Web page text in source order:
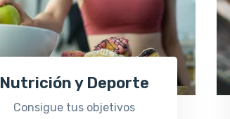
Nutrición y Deporte
Consigue tus objetivos